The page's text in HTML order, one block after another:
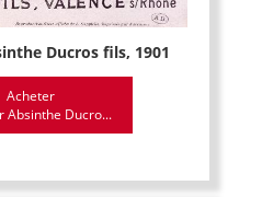
Ducros fils, 1901
Acheter
Absinthe Ducro...